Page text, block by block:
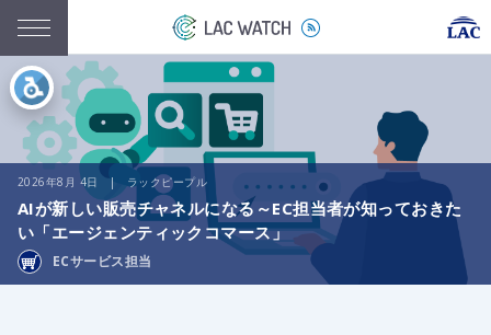
2026年8月 4日 | ラックピープル
AIが新しい販売チャネルになる～EC担当者が知っておきた
い「エージェンティックコマース」
ECサービス担当